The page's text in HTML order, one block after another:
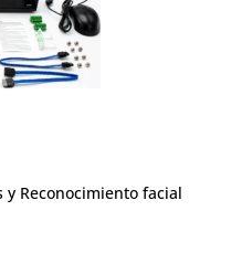
y Reconocimiento facial